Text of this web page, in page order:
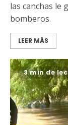
las canchas le
bomberos.
LEER MÁS
3 min de